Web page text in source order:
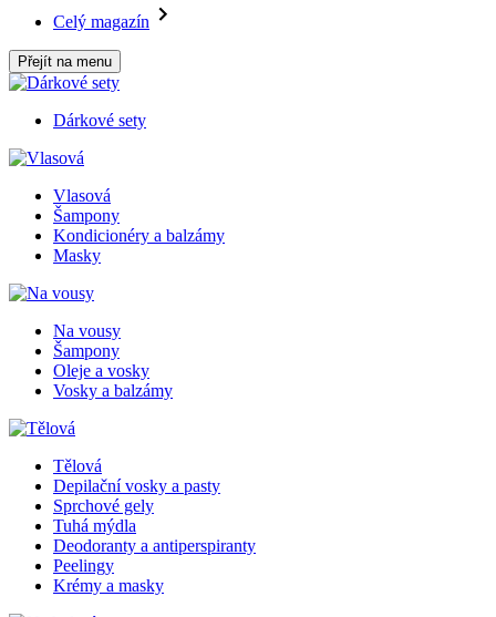
Celý magazín
Přejít na menu
Dárkové sety
Vlasová
Šampony
Kondicionéry a balzámy
Masky
Na vousy
Šampony
Oleje a vosky
Vosky a balzámy
Tělová
Depilační vosky a pasty
Sprchové gely
Tuhá mýdla
Deodoranty a antiperspiranty
Peelingy
Krémy a masky